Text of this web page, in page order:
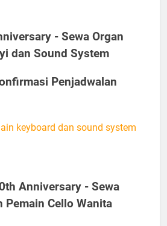
- Sewa Organ
dan Sound System
Penjadwalan
keyboard dan sound system
Anniversary - Sewa
Pemain Cello Wanita